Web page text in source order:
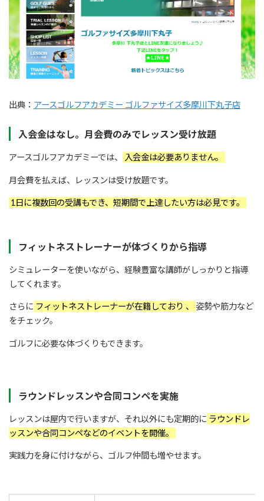
出典： アースゴルフアカデミー ゴルファサイズ多摩川下丸子店
入会金はなし。月会費のみでレッスン受け放題
アースゴルフアカデミーでは、 入会金は必要ありません。
月会費を払えば、レッスンは受け放題です。
1日に複数回の受講もでき、短期間で上達したい方は必見です。
フィットネストレーナーが体づくりから指導
シミュレーターを使いながら、経験豊富な講師がしっかりと指導
してくれます。
さらに フィットネストレーナーが在籍しており 、 姿勢や筋力など
をチェック。
ゴルフに必要な体づくりもできます。
ラウンドレッスンや合同コンペを実施
レッスンは屋内で行いますが、それ以外にも定期的に ラウンドレ
ッスンや合同コンペなどのイベントを開催。
実践力を身に付けながら、ゴルフ仲間も増やせます。